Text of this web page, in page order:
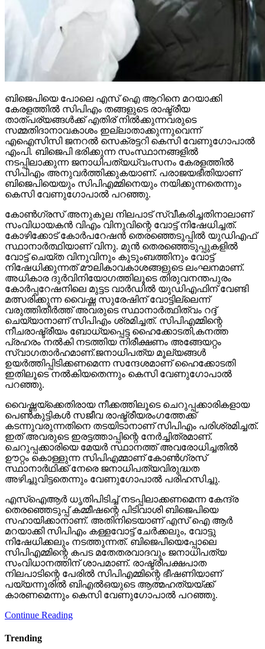
ബിജെപിയെ പോലെ എസ് ഐ ആറിനെ മറയാക്കി
കേരളത്തില്‍ സിപിഎം തങ്ങളുടെ രാഷ്ട്രീയ
താത്പര്യങ്ങള്‍ക്ക് എതിര് നില്‍ക്കുന്നവരുടെ
സമ്മതിദാനാവകാശം ഇല്ലാതാക്കുന്നുവെന്ന്
എഐസിസി ജനറല്‍ സെക്രട്ടറി കെസി വേണുഗോപാല്‍
എംപി. ബിജെപി ഭരിക്കുന്ന സംസ്ഥാനങ്ങളില്‍
നടപ്പിലാക്കുന്ന ജനാധിപത്യധ്വംസനം കേരളത്തില്‍
സിപിഎം അനുവര്‍ത്തിക്കുകയാണ്. പരാജയഭീതിയാണ്
ബിജെപിയെയും സിപിഎമ്മിനെയും നയിക്കുന്നതെന്നും
കെസി വേണുഗോപാല്‍ പറഞ്ഞു.
കോണ്‍ഗ്രസ് അനുകൂല നിലപാട് സ്വീകരിച്ചതിനാലാണ്
സംവിധായകന്‍ വിഎം വിനുവിന്റെ വോട്ട് നിഷേധിച്ചത്.
കോഴിക്കോട് കോര്‍പറേഷന്‍ തെരഞ്ഞെടുപ്പില്‍ യുഡിഎഫ്
സ്ഥാനാര്‍ത്ഥിയാണ് വിനു. മുന്‍ തെരഞ്ഞെടുപ്പുകളില്‍
വോട്ട് ചെയ്ത വിനുവിനും കുടുംബത്തിനും വോട്ട്
നിഷേധിക്കുന്നത് മൗലികാവകാശങ്ങളുടെ ലംഘനമാണ്.
അധികാര ദുര്‍വിനിയോഗത്തിലൂടെ തിരുവനന്തപുരം
കോര്‍പ്പറേഷനിലെ മുട്ടട വാര്‍ഡില്‍ യുഡിഎഫിന് വേണ്ടി
മത്സരിക്കുന്ന വൈഷ്ണ സുരേഷിന് വോട്ടില്ലെന്ന്
വരുത്തിതീര്‍ത്ത് അവരുടെ സ്ഥാനാര്‍ത്ഥിത്വം റദ്ദ്
ചെയ്യാനാണ് സിപിഎം ശ്രമിച്ചത്. സിപിഎമ്മിന്റെ
നീചരാഷ്ട്രീയം ബോധ്യപ്പെട്ട ഹൈക്കോടതി,കനത്ത
പ്രഹരം നല്‍കി നടത്തിയ നിരീക്ഷണം അങ്ങേയറ്റം
സ്വാഗതാര്‍ഹമാണ്.ജനാധിപത്യ മൂല്യങ്ങള്‍
ഉയര്‍ത്തിപ്പിടിക്കണമെന്ന സന്ദേശമാണ് ഹൈക്കോടതി
ഇതിലൂടെ നല്‍കിയതെന്നും കെസി വേണുഗോപാല്‍
പറഞ്ഞു.
വൈഷ്ണയ്‌ക്കെതിരായ നീക്കത്തിലൂടെ ചെറുപ്പക്കാരികളായ
പെണ്‍കുട്ടികള്‍ സജീവ രാഷ്ട്രീയരംഗത്തേക്ക്
കടന്നുവരുന്നതിനെ തടയിടാനാണ് സിപിഎം പരിശ്രമിച്ചത്.
ഇത് അവരുടെ ഇരട്ടത്താപ്പിന്റെ നേര്‍ച്ചിത്രമാണ്.
ചെറുപ്പക്കാരിയെ മേയര്‍ സ്ഥാനത്ത് അവരോധിച്ചതില്‍
ഊറ്റം കൊള്ളുന്ന സിപിഎമ്മാണ് കോണ്‍ഗ്രസ്
സ്ഥാനാര്‍ഥിക്ക് നേരെ ജനാധിപത്യവിരുദ്ധത
അഴിച്ചുവിട്ടതെന്നും വേണുഗോപാല്‍ പരിഹസിച്ചു.
എസ്‌ഐആര്‍ ധൃതിപിടിച്ച് നടപ്പിലാക്കണമെന്ന കേന്ദ്ര
തെരഞ്ഞെടുപ്പ് കമ്മീഷന്റെ പിടിവാശി ബിജെപിയെ
സഹായിക്കാനാണ്. അതിനിടെയാണ് എസ് ഐ ആര്‍
മറയാക്കി സിപിഎം കള്ളവോട്ട് ചേര്‍ക്കലും, വോട്ടു
നിഷേധിക്കലും നടത്തുന്നത്. ബിജെപിയെപ്പോലെ
സിപിഎമ്മിന്റെ കപട മതേതരവാദവും ജനാധിപത്യ
സംവിധാനത്തിന് ശാപമാണ്. രാഷ്ട്രീപക്ഷപാത
നിലപാടിന്റെ പേരില്‍ സിപിഎമ്മിന്റെ ഭീഷണിയാണ്
പയ്യന്നൂരില്‍ ബിഎല്‍ഒയുടെ ആത്മഹത്യയ്ക്ക്
കാരണമെന്നും കെസി വേണുഗോപാല്‍ പറഞ്ഞു.
Continue Reading
Trending